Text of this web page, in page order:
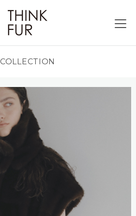
COLLECTION